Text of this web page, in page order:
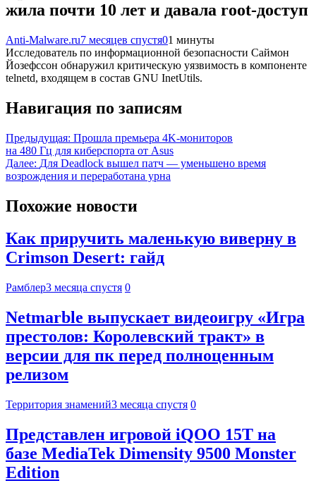
жила почти 10 лет и давала root-доступ
Anti-Malware.ru7 месяцев спустя01 минуты
Исследователь по информационной безопасности Саймон
Йозефссон обнаружил критическую уязвимость в компоненте
telnetd, входящем в состав GNU InetUtils.
Навигация по записям
Предыдущая: Прошла премьера 4K-мониторов
на 480 Гц для киберспорта от Asus
Далее: Для Deadlock вышел патч — уменьшено время
возрождения и переработана урна
Похожие новости
Как приручить маленькую виверну в
Crimson Desert: гайд
Рамблер3 месяца спустя 0
Netmarble выпускает видеоигру «Игра
престолов: Королевский тракт» в
версии для пк перед полноценным
релизом
Территория знамений3 месяца спустя 0
Представлен игровой iQOO 15T на
базе MediaTek Dimensity 9500 Monster
Edition